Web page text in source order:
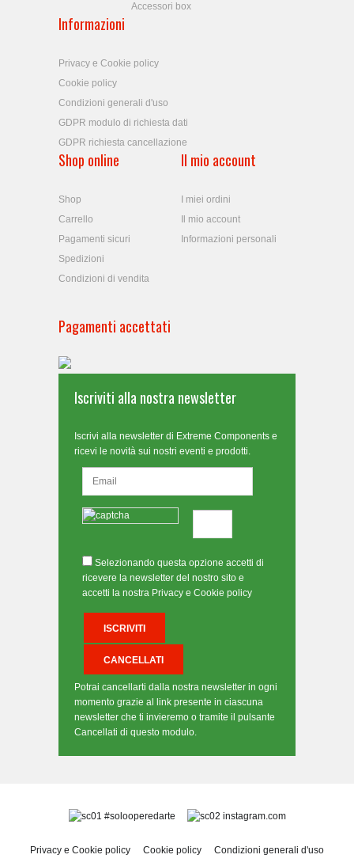
Accessori box
Informazioni
Privacy e Cookie policy
Cookie policy
Condizioni generali d'uso
GDPR modulo di richiesta dati
GDPR richiesta cancellazione
Shop online
Shop
Carrello
Pagamenti sicuri
Spedizioni
Condizioni di vendita
Il mio account
I miei ordini
Il mio account
Informazioni personali
Pagamenti accettati
Iscriviti alla nostra newsletter
Iscrivi alla newsletter di Extreme Components e
ricevi le novità sui nostri eventi e prodotti.
Selezionando questa opzione accetti di
ricevere la newsletter del nostro sito e
accetti la nostra Privacy e Cookie policy
Potrai cancellarti dalla nostra newsletter in ogni
momento grazie al link presente in ciascuna
newsletter che ti invieremo o tramite il pulsante
Cancellati di questo modulo.
#solooperedarte instagram.com
Privacy e Cookie policy Cookie policy Condizioni generali d'uso